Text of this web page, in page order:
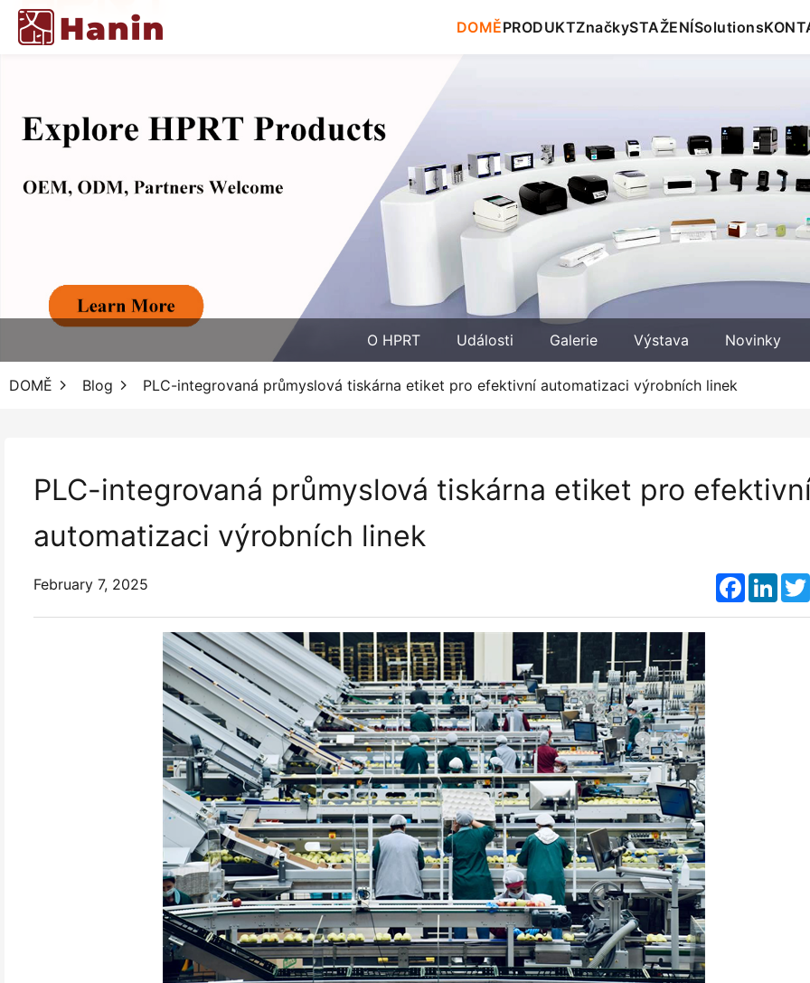
DOMĚPRODUKTZnačkySTAŽENÍSolutions
O HPRT Události Galerie Výstava Novinky
DOMĚ Blog PLC-integrovaná průmyslová tiskárna etiket pro efektivní automatizaci výrobních linek
PLC-integrovaná průmyslová tiskárna etiket pro
automatizaci výrobních linek
February 7, 2025 Facebook